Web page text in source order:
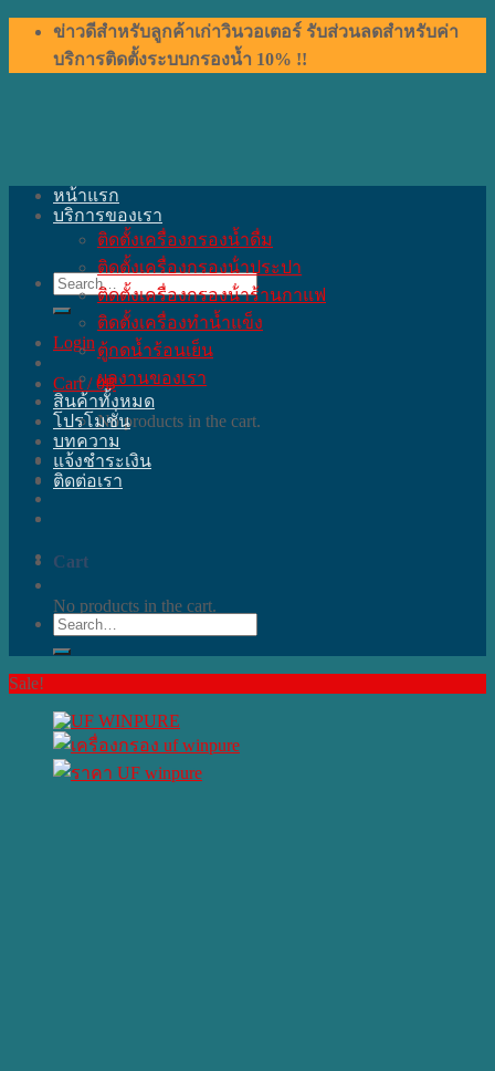
Skip
content
ข่าวดีสำหรับลูกค้าเก่าวินวอเตอร์ รับส่วนลดสำหรับค่า
บริการติดตั้งระบบกรองน้ำ 10% !!
Search
for:
Login
Cart /0฿
No products in the cart.
Cart
No products in the cart.
หน้าแรก
บริการของเรา
ติดตั้งเครื่องกรองน้ำดื่ม
ติดตั้งเครื่องกรองน้ําประปา
ติดตั้งเครื่องกรองน้ําร้านกาแฟ
ติดตั้งเครื่องทำน้ำแข็ง
ตู้กดน้ำร้อนเย็น
ผลงานของเรา
สินค้าทั้งหมด
โปรโมชั่น
บทความ
แจ้งชำระเงิน
ติดต่อเรา
Search
for:
Sale!